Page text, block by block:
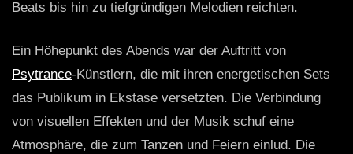
Beats bis hin zu tiefgründigen Melodien reichten.
Ein Höhepunkt des Abends war der Auftritt von
Psytrance-Künstlern, die mit ihren energetischen Sets
das Publikum in Ekstase versetzten. Die Verbindung
von visuellen Effekten und der Musik schuf eine
Atmosphäre, die zum Tanzen und Feiern einlud. Die